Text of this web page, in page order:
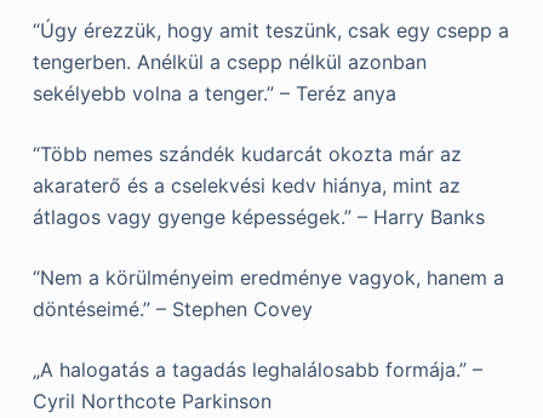
“Úgy érezzük, hogy amit teszünk, csak egy csepp a
tengerben. Anélkül a csepp nélkül azonban
sekélyebb volna a tenger.” – Teréz anya
“Több nemes szándék kudarcát okozta már az
akaraterő és a cselekvési kedv hiánya, mint az
átlagos vagy gyenge képességek.” – Harry Banks
“Nem a körülményeim eredménye vagyok, hanem a
döntéseimé.” – Stephen Covey
„A halogatás a tagadás leghalálosabb formája.” –
Cyril Northcote Parkinson